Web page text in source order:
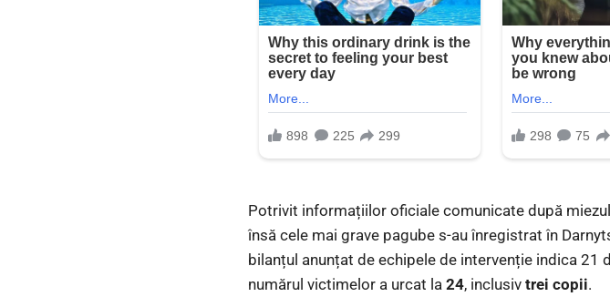
Potrivit informațiilor oficiale comunicate după
însă cele mai grave pagube s-au înregistrat în
bilanțul anunțat de echipele de intervenție indica
numărul victimelor a urcat la 24, inclusiv trei copii.